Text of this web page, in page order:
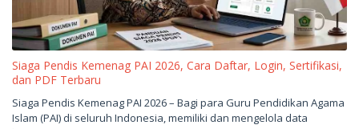
Siaga Pendis Kemenag PAI 2026, Cara Daftar, Login, Sertifikasi,
dan PDF Terbaru
Mei
4,
Siaga Pendis Kemenag PAI 2026 – Bagi para Guru Pendidikan Agama
Islam (PAI) di seluruh Indonesia, memiliki dan mengelola data